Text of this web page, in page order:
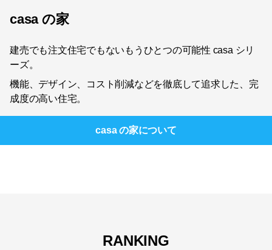
casa の家
建売でも注文住宅でもないもうひとつの可能性 casa シリ
ーズ。
機能、デザイン、コスト削減などを徹底して追求した、完
成度の高い住宅。
casa の家について
RANKING